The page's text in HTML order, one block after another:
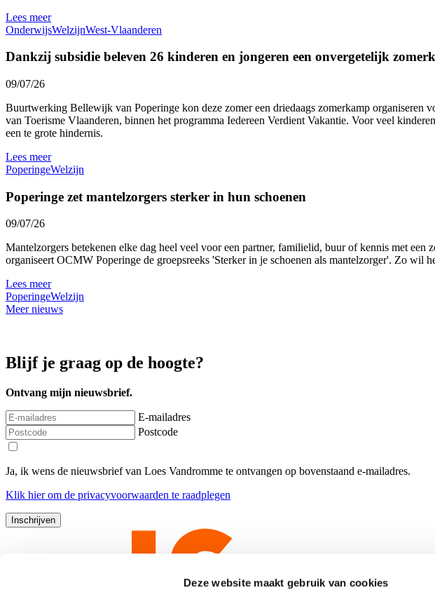
Deze website maakt gebruik van cookies
Lees meer
OnderwijsWelzijnWest-Vlaanderen
Dankzij subsidie beleven 26 kinderen en jongeren een onvergetelijk
09/07/26
Buurtwerking Bellewijk van Poperinge kon deze zomer een driedaags zomerkamp
van Toerisme Vlaanderen, binnen het programma Iedereen Verdient Vakantie. Voor veel
een te grote hindernis.
Lees meer
PoperingeWelzijn
Poperinge zet mantelzorgers sterker in hun schoenen
09/07/26
Mantelzorgers betekenen elke dag heel veel voor een partner, familielid, buur of kennis met
organiseert OCMW Poperinge de groepsreeks 'Sterker in je schoenen als mantelzorger'. Zo wil
Lees meer
PoperingeWelzijn
Meer nieuws
Blijf je graag op de hoogte?
Ontvang mijn nieuwsbrief.
E-mailadres
Postcode
Ja, ik wens de nieuwsbrief van Loes Vandromme te ontvangen op bovenstaand e-mailadres.
Klik hierom de privacyvoorwaarden te raadplegen